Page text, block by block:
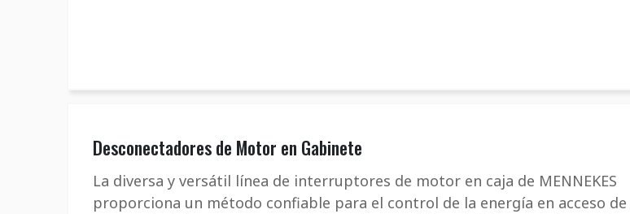
Desconectadores de Motor en Gabinete
La diversa y versátil línea de interruptores de motor en caja de MENNEKES
proporciona un método confiable para el control de la energía en acceso de